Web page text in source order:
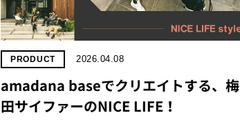
PRODUCT 2026.04.08
amadana baseでクリエイトする、梅
田サイファーのNICE LIFE！